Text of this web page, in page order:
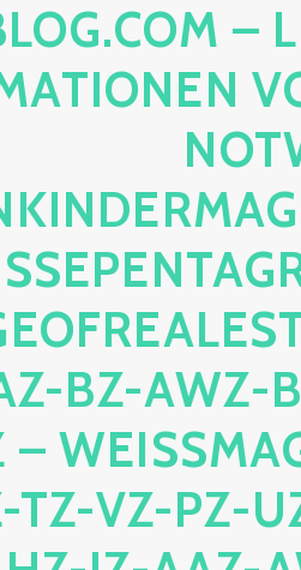
–
AWZ-BZ-
VZ-PZ-UZ-